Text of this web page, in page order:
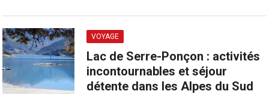
VOYAGE
Lac de Serre-Ponçon : activités
incontournables et séjour
détente dans les Alpes du Sud